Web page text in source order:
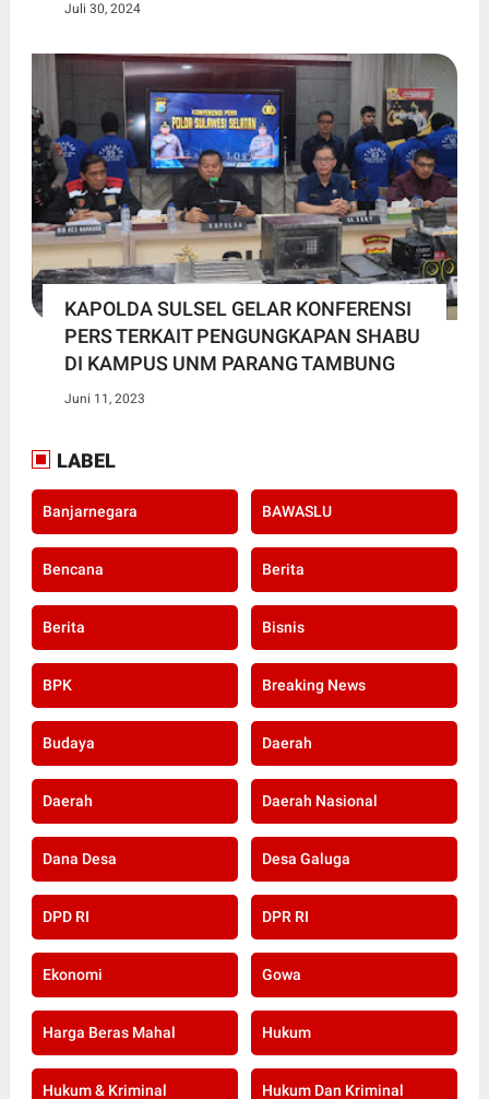
Juli 30, 2024
KAPOLDA SULSEL GELAR KONFERENSI
PERS TERKAIT PENGUNGKAPAN SHABU
DI KAMPUS UNM PARANG TAMBUNG
Juni 11, 2023
LABEL
Banjarnegara BAWASLU
Bencana Berita
Berita Bisnis
BPK Breaking News
Budaya Daerah
Daerah Daerah Nasional
Dana Desa Desa Galuga
DPD RI DPR RI
Ekonomi Gowa
Harga Beras Mahal Hukum
Hukum & Kriminal Hukum Dan Kriminal